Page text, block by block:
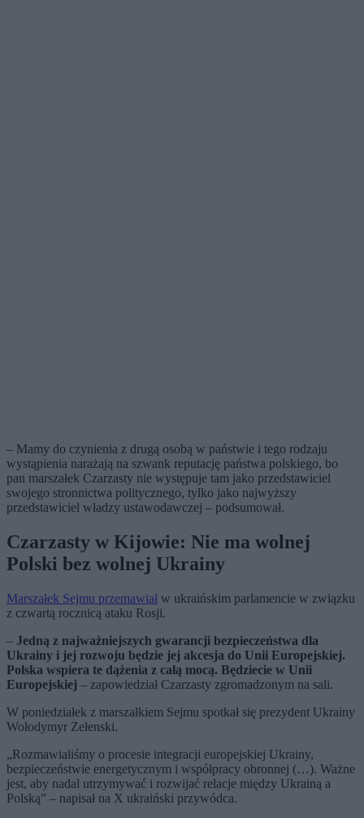
– Mamy do czynienia z drugą osobą w państwie i tego rodzaju
wystąpienia narażają na szwank reputację państwa polskiego, bo
pan marszałek Czarzasty nie występuje tam jako przedstawiciel
swojego stronnictwa politycznego, tylko jako najwyższy
przedstawiciel władzy ustawodawczej – podsumował.
Czarzasty w Kijowie: Nie ma wolnej
Polski bez wolnej Ukrainy
Marszałek Sejmu przemawiał w ukraińskim parlamencie w związku
z czwartą rocznicą ataku Rosji.
– Jedną z najważniejszych gwarancji bezpieczeństwa dla
Ukrainy i jej rozwoju będzie jej akcesja do Unii Europejskiej.
Polska wspiera te dążenia z całą mocą. Będziecie w Unii
Europejskiej – zapowiedział Czarzasty zgromadzonym na sali.
W poniedziałek z marszałkiem Sejmu spotkał się prezydent Ukrainy
Wołodymyr Zełenski.
„Rozmawialiśmy o procesie integracji europejskiej Ukrainy,
bezpieczeństwie energetycznym i współpracy obronnej (…). Ważne
jest, aby nadal utrzymywać i rozwijać relacje między Ukrainą a
Polską” – napisał na X ukraiński przywódca.